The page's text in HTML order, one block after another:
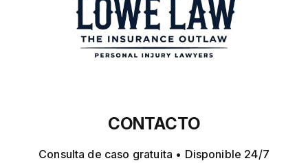
CONTACTO
Consulta de caso gratuita • Disponible 24/7